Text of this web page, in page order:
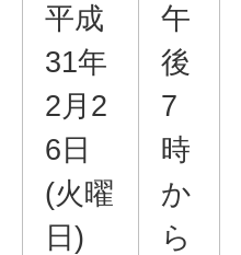
平成
31年
2月2
6日
(火曜
日)
午
後
7
時
か
ら